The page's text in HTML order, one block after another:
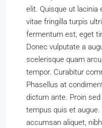
elit. Quisque ut lacinia
vitae fringilla turpis
fermentum est, eget
Donec vulputate a
scelerisque quam
tempor. Curabitur
Phasellus at
dictum ante. Proin
tempus quis et
accumsan aliquet,